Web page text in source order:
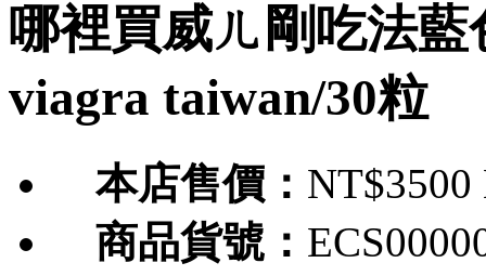
哪裡買威ㄦ剛吃法
viagra taiwan/30粒
本店售價： NT$3500
商品貨號：